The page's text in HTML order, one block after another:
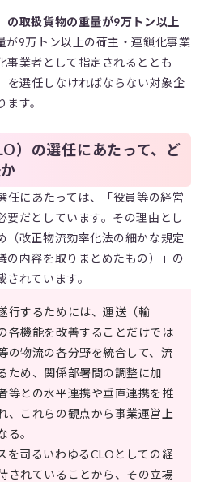
の取扱貨物の重量が9万トン以上
が9万トン以上の荷主・連鎖化事業
事業者として指定されるととも
を選任しなければならない対象企
す。
）の選任にあたって、ど
任にあたっては、「役員等の経営
要だとしています。その理由とし
（改正物流効率化法の細かな規定
の内容を取りまとめたもの）」の
れています。
行するためには、運送（輸
各機能を改善することだけでは
の物流の各分野を統合して、流
ため、関係部署間の調整に加
等との水平連携や垂直連携を推
、これらの観点から事業運営上
る。
を司るいわゆるCLOとしての経
されていることから、その立場